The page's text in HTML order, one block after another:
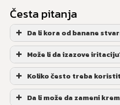
Česta pitanja
Da li kora od banane
Može li da izazove
Koliko često treba
Da li može da zameni